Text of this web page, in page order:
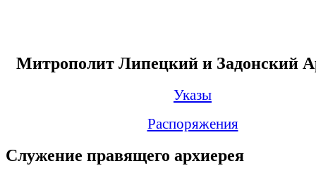
Митрополит Липецкий и Задонский
Указы
Распоряжения
Служение правящего архиерея